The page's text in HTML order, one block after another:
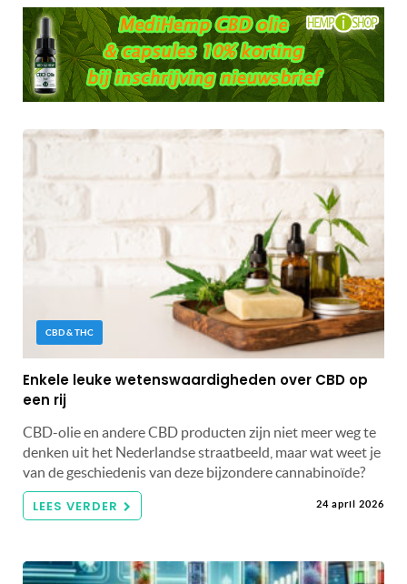
CBD & THC
Enkele leuke wetenswaardigheden over CBD op
een rij
CBD-olie en andere CBD producten zijn niet meer weg te
denken uit het Nederlandse straatbeeld, maar wat weet je
van de geschiedenis van deze bijzondere cannabinoïde?
LEES VERDER 24 april 2026